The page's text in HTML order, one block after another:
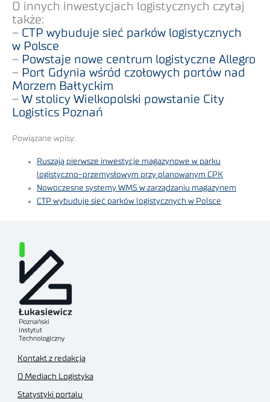
O innych inwestycjach logistycznych czytaj
także:
– CTP wybuduje sieć parków logistycznych
w Polsce
– Powstaje nowe centrum logistyczne Allegro
– Port Gdynia wśród czołowych portów nad
Morzem Bałtyckim
– W stolicy Wielkopolski powstanie City
Logistics Poznań
Powiązane wpisy:
Ruszają pierwsze inwestycje magazynowe w parku
logistyczno-przemysłowym przy planowanym CPK
Nowoczesne systemy WMS w zarządzaniu magazynem
CTP wybuduje sieć parków logistycznych w Polsce
Kontakt z redakcją
O Mediach Logistyka
Statystyki portalu